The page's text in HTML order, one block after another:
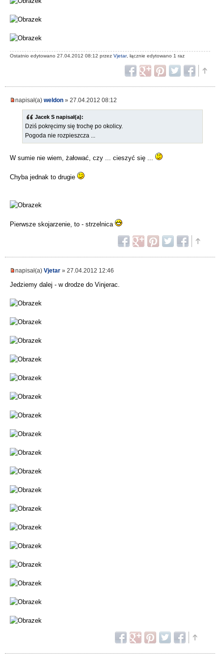
Ostatnio edytowano 27.04.2012 08:12 przez Vjetar, łącznie edytowano 1 raz
napisał(a) weldon » 27.04.2012 08:12
Jacek S napisał(a):
Dziś pokręcimy się trochę po okolicy.
Pogoda nie rozpieszcza ...
W sumie nie wiem, żałować, czy ... cieszyć się ...
Chyba jednak to drugie
Pierwsze skojarzenie, to - strzelnica
napisał(a) Vjetar » 27.04.2012 12:46
Jedziemy dalej - w drodze do Vinjerac.